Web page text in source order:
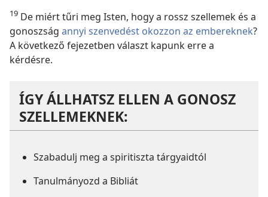
19 De miért tűri meg Isten, hogy a rossz szellemek és a
gonoszság annyi szenvedést okozzon az embereknek?
A következő fejezetben választ kapunk erre a
kérdésre.
ÍGY ÁLLHATSZ ELLEN A GONOSZ
SZELLEMEKNEK:
Szabadulj meg a spiritiszta tárgyaidtól
Tanulmányozd a Bibliát